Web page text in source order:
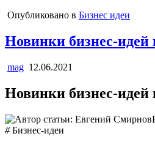
Опубликовано в Бизнес идеи
Новинки бизнес-идей
mag 12.06.2021
Новинки бизнес-идей
#Бизнес-идеи